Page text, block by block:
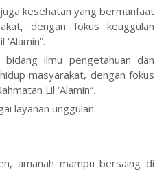
kesehatan yang bermanfaat
dengan fokus keuggulan
bidang ilmu pengetahuan dan
masyarakat, dengan fokus
Lil ‘Alamin”.
layanan unggulan.
amanah mampu bersaing di